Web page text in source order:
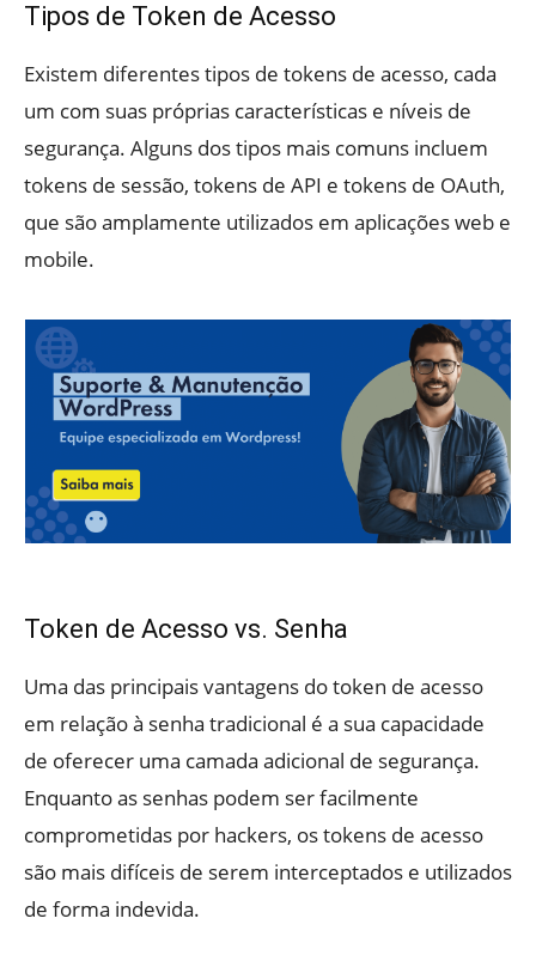
Tipos de Token de Acesso
Existem diferentes tipos de tokens de acesso, cada
um com suas próprias características e níveis de
segurança. Alguns dos tipos mais comuns incluem
tokens de sessão, tokens de API e tokens de OAuth,
que são amplamente utilizados em aplicações web e
mobile.
Token de Acesso vs. Senha
Uma das principais vantagens do token de acesso
em relação à senha tradicional é a sua capacidade
de oferecer uma camada adicional de segurança.
Enquanto as senhas podem ser facilmente
comprometidas por hackers, os tokens de acesso
são mais difíceis de serem interceptados e utilizados
de forma indevida.